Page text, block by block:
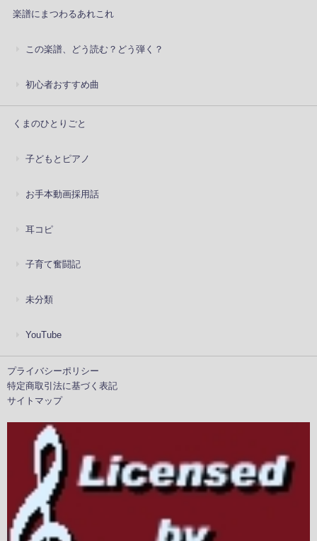
楽譜にまつわるあれこれ
この楽譜、どう読む？どう弾く？
初心者おすすめ曲
くまのひとりごと
子どもとピアノ
お手本動画採用話
耳コピ
子育て奮闘記
未分類
YouTube
プライバシーポリシー
特定商取引法に基づく表記
サイトマップ